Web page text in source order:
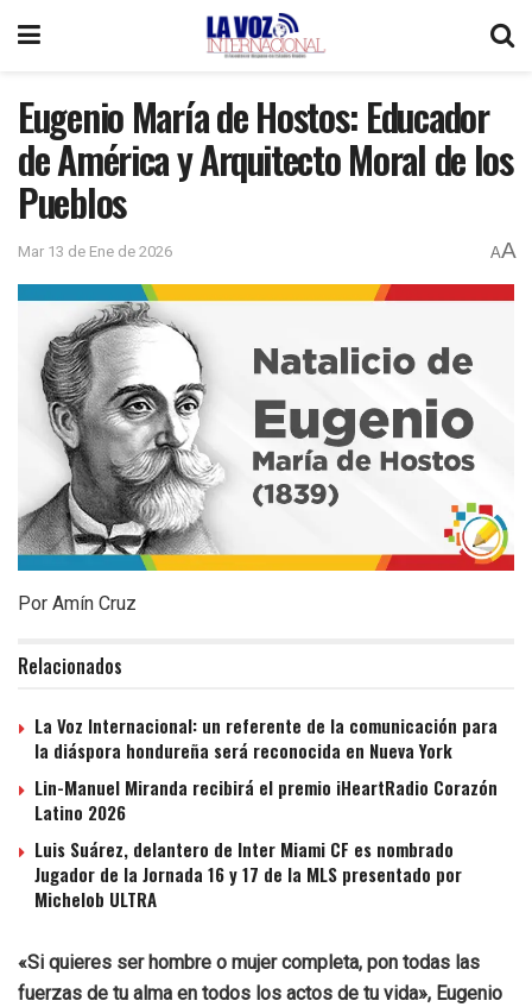
Eugenio María de Hostos: Educador
de América y Arquitecto Moral de los
Pueblos
Mar 13 de Ene de 2026 AA
Por Amín Cruz
Relacionados
La Voz Internacional: un referente de la comunicación para
la diáspora hondureña será reconocida en Nueva York
Lin-Manuel Miranda recibirá el premio iHeartRadio Corazón
Latino 2026
Luis Suárez, delantero de Inter Miami CF es nombrado
Jugador de la Jornada 16 y 17 de la MLS presentado por
Michelob ULTRA
«Si quieres ser hombre o mujer completa, pon todas las
fuerzas de tu alma en todos los actos de tu vida», Eugenio